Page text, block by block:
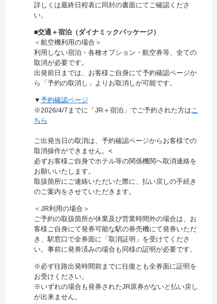
詳しくは最終日程表に同封の書面にてご確認くださ
い。
■交通＋宿泊（ダイナミックパッケージ）
＜航空機利用の場合＞
利用しない宿泊・各種オプション・航空券等、全ての
取消が必要です。
出発前日までは、お客様ご自身にて予約確認ページか
ら「予約の取消し」よりお取消しが可能です。
▼予約確認ページ
※2026/4/7までに「JR＋宿泊」でご予約された方はこ
ちら
ご出発当日の取消は、予約確認ページからお客様での
取消操作ができません。<
必ずお客様ご自身でホテル等の関係機関へ取消連絡を
お願いいたします。
取扱箇所にご連絡いただいた際に、払い戻しの手続き
のご案内をさせていただきます。
＜JR利用の場合＞
ご予約の取扱箇所が休業及び営業時間外の場合は、お
客様ご自身にて発券可能な駅の券売機にて発券いただ
き、駅窓口で全券面に「取消証明」を受けてくださ
い。事前に発券済みの場合も同様の証明が必要です。
※必ず往路出発時間前までに往復とも全券面に証明を
お受けください。
※いずれの場合も発券されたJR原券がないと払い戻し
が出来ません。